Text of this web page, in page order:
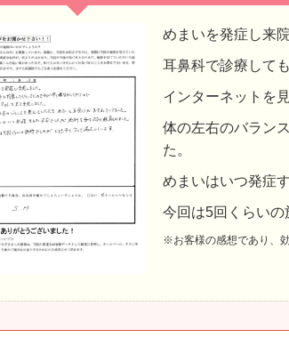
めまいを発症し来
耳鼻科で診療して
インターネットを
体の左右のバラン
た。
めまいはいつ発症
今回は5回くらいの
※お客様の感想であり、